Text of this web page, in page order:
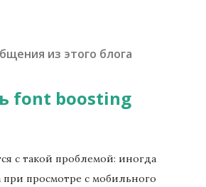
из этого блога
font boosting
с такой проблемой: иногда
просмотре с мобильного